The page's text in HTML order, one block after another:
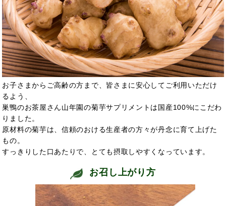
お子さまからご高齢の方まで、皆さまに安心してご利用いただけ
るよう、
巣鴨のお茶屋さん山年園の菊芋サプリメントは国産100%にこだわ
りました。
原材料の菊芋は、信頼のおける生産者の方々が丹念に育て上げた
もの。
すっきりした口あたりで、とても摂取しやすくなっています。
お召し上がり方